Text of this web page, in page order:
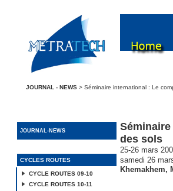
JOURNAL - NEWS > Séminaire international : Le
JOURNAL-NEWS
CYCLES ROUTES
CYCLE ROUTES 09-10
CYCLE ROUTES 10-11
des sols
25-26 mars
samedi 26
Khemakhem,